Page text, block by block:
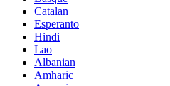
Catalan
Esperanto
Hindi
Lao
Albanian
Amharic